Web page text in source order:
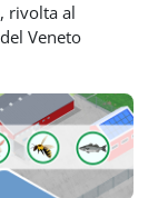
rivolta al
Veneto